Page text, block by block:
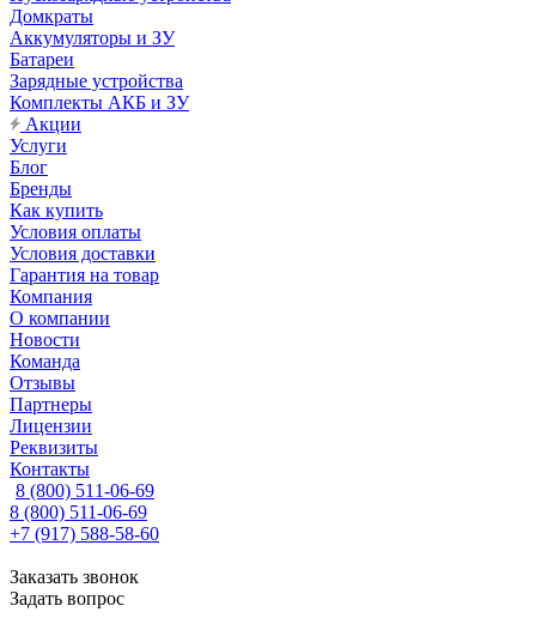
Домкраты
Аккумуляторы и ЗУ
Батареи
Зарядные устройства
Комплекты АКБ и ЗУ
Акции
Услуги
Блог
Бренды
Как купить
Условия оплаты
Условия доставки
Гарантия на товар
Компания
О компании
Новости
Команда
Отзывы
Партнеры
Лицензии
Реквизиты
Контакты
8 (800) 511-06-69
8 (800) 511-06-69
+7 (917) 588-58-60
Заказать звонок
Задать вопрос